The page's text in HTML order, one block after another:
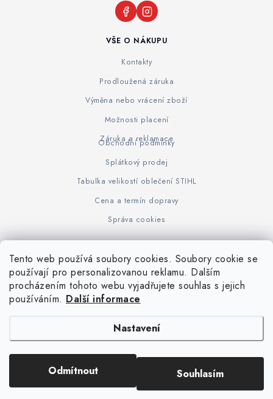
Tento web používá soubory cookies. Soubory cookie se
používají pro personalizovanou reklamu. Dalším
procházením tohoto webu vyjadřujete souhlas s jejich
používáním. Další informace
Nastavení
Odmítnout Souhlasím
VŠE O NÁKUPU
Kontakty
Prodloužená záruka
Výměna nebo vrácení zboží
Možnosti placení
Záruka a reklamace
Obchodní podmínky
Splátkový prodej
Tabulka velikostí oblečení STIHL
Cena a termín dopravy
Správa cookies
www.KOVOJUHASZ.cz Výrobce STIHL STIHL Timbersport
Vytvořil Shoptet
iPloty.cz - PLETIVA A NÁŘADÍ. Všechna práva vyhrazena.
Upravit nastavení cookies